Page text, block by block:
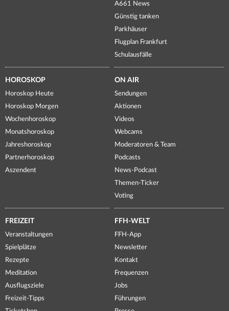
A661 News
Günstig tanken
Parkhäuser
Flugplan Frankfurt
Schulausfälle
HOROSKOP
Horoskop Heute
Horoskop Morgen
Wochenhoroskop
Monatshoroskop
Jahreshoroskop
Partnerhoroskop
Aszendent
ON AIR
Sendungen
Aktionen
Videos
Webcams
Moderatoren & Team
Podcasts
News-Podcast
Themen-Ticker
Voting
FREIZEIT
Veranstaltungen
Spielplätze
Rezepte
Meditation
Ausflugsziele
Freizeit-Tipps
FFH-WELT
FFH-App
Newsletter
Kontakt
Frequenzen
Jobs
Führungen